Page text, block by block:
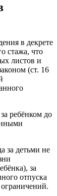
в декрете
стажа, что
листов и
(ст. 16
ребёнком до
за детьми не
за
отпуска